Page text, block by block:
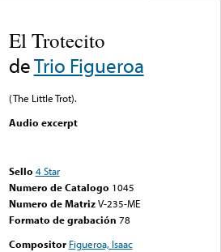
El Trotecito
deTrio Figueroa
(The Little Trot).
Audio excerpt
Sello 4 Star
Numero de Catalogo 1045
Numero de Matriz V-235-ME
Formato de grabación 78
Compositor Figueroa, Isaac